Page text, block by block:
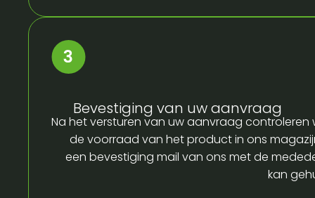
Bevestiging van uw aanvraag
Na het versturen van uw aanvraag controleren
de voorraad van het product in ons
een bevestiging mail van ons met de
kan